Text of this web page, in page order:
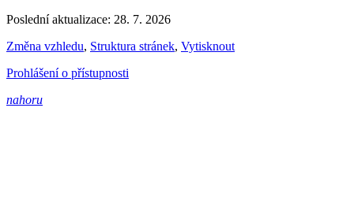
Poslední aktualizace: 28. 7. 2026
Změna vzhledu, Struktura stránek, Vytisknout
Prohlášení o přístupnosti
nahoru